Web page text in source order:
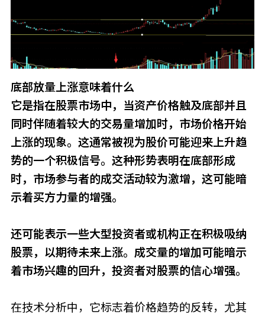
底部放量上涨意味着什么
它是指在股票市场中，当资产价格触及底部并且
同时伴随着较大的交易量增加时，市场价格开始
上涨的现象。这通常被视为股价可能迎来上升趋
势的一个积极信号。这种形势表明在底部形成
时，市场参与者的成交活动较为激增，这可能暗
示着买方力量的增强。
还可能表示一些大型投资者或机构正在积极吸纳
股票，以期待未来上涨。成交量的增加可能暗示
着市场兴趣的回升，投资者对股票的信心增强。
在技术分析中，它标志着价格趋势的反转，尤其